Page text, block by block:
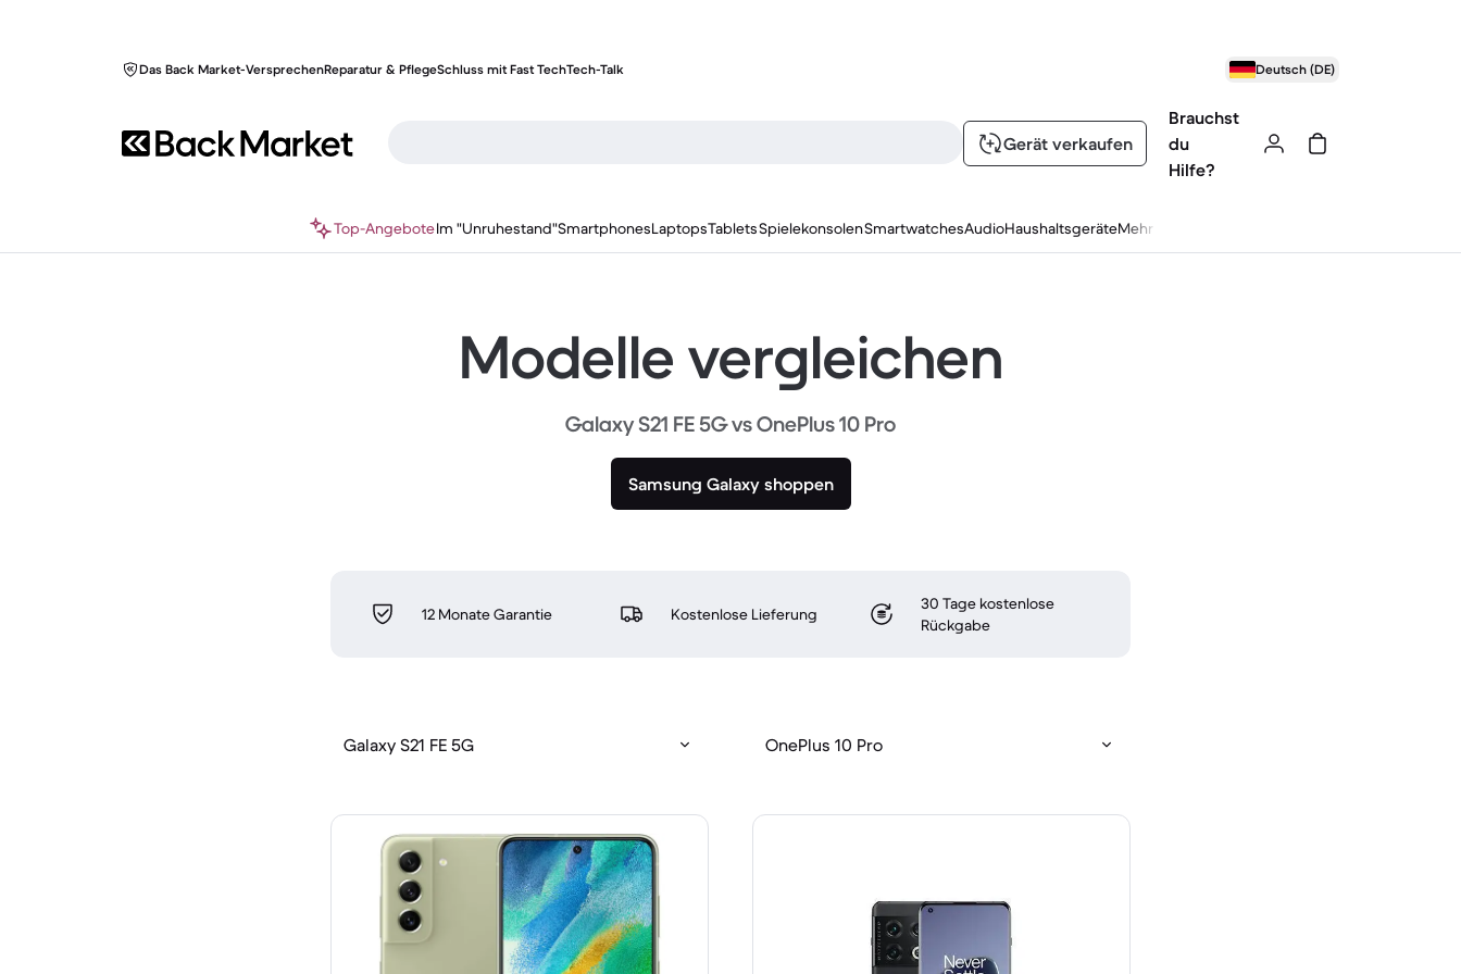
Das Back Market-VersprechenReparatur & PflegeSchluss mit Fast TechTech-Talk Deutsch (DE)
Gerät verkaufen
Brauchst
du
Hilfe?
Top-AngeboteIm "Unruhestand"SmartphonesLaptopsTabletsSpielekonsolenSmartwatchesAudioHaushaltsgeräteMehr
Modelle vergleichen
Galaxy S21 FE 5G vs OnePlus 10 Pro
Samsung Galaxy shoppen
12 Monate Garantie Kostenlose Lieferung
30 Tage kostenlose
Rückgabe
Galaxy S21 FE 5G OnePlus 10 Pro